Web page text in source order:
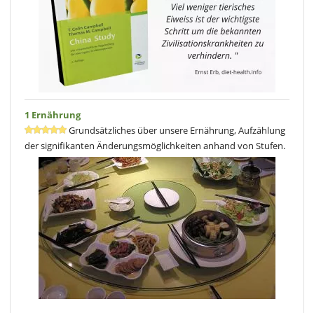
1 Ernährung
Grundsätzliches über unsere Ernährung, Aufzählung
der signifikanten Änderungsmöglichkeiten anhand von Stufen.